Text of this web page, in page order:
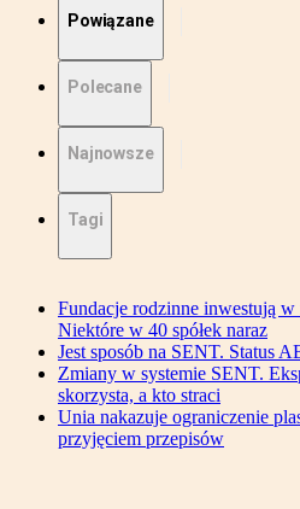
Powiązane
Polecane
Najnowsze
Tagi
Fundacje rodzinne inwestują
Niektóre w 40 spółek naraz
Jest sposób na SENT. Status
Zmiany w systemie SENT.
skorzysta, a kto straci
Unia nakazuje ograniczenie
przyjęciem przepisów